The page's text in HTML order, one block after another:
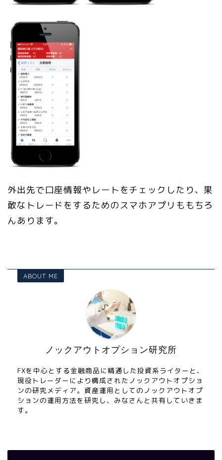
外出先で口座情報やレートをチェックしたり、果
敢なトレードをするためのスマホアプリももちろ
んあります。
ABOUT ME
ノックアウトオプション研究所
FXを中心とする金融商品に精通した投資系ライターと、
現役トレーダーにより構成されたノックアウトオプショ
ンの研究メディア。資産運用としてのノックアウトオプ
ションの運用方法を研究し、みなさんと共有していきま
す。